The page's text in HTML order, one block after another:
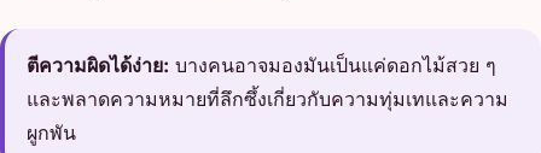
ตีความผิดได้ง่าย: บางคนอาจมองมันเป็นแค่ดอกไม้สวย ๆ
และพลาดความหมายที่ลึกซึ้งเกี่ยวกับความทุ่มเทและความ
ผูกพัน